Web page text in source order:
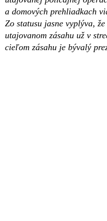
a domových prehliadkach
Zo statusu jasne vyplýva,
utajovanom zásahu už v
cieľom zásahu je bývalý